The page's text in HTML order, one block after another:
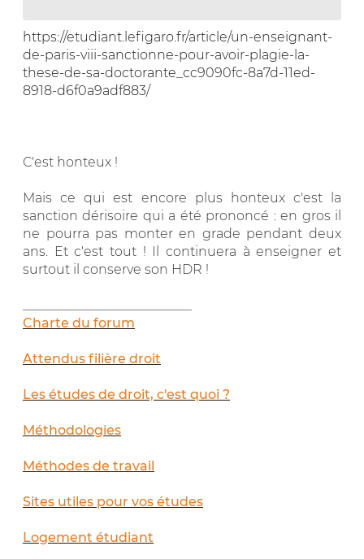
https://etudiant.lefigaro.fr/article/un-enseignant-
de-paris-viii-sanctionne-pour-avoir-plagie-la-
these-de-sa-doctorante_cc9090fc-8a7d-11ed-
8918-d6f0a9adf883/
C'est honteux !
Mais ce qui est encore plus honteux c'est la
sanction dérisoire qui a été prononcé : en gros il
ne pourra pas monter en grade pendant deux
ans. Et c'est tout ! Il continuera à enseigner et
surtout il conserve son HDR !
Charte du forum
Attendus filière droit
Les études de droit, c'est quoi ?
Méthodologies
Méthodes de travail
Sites utiles pour vos études
Logement étudiant